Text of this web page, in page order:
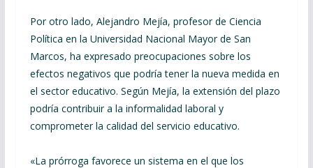
Por otro lado, Alejandro Mejía, profesor de Ciencia
Política en la Universidad Nacional Mayor de San
Marcos, ha expresado preocupaciones sobre los
efectos negativos que podría tener la nueva medida en
el sector educativo. Según Mejía, la extensión del plazo
podría contribuir a la informalidad laboral y
comprometer la calidad del servicio educativo.
«La prórroga favorece un sistema en el que los